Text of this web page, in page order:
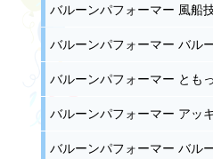
バルーンパフォーマー 風船
バルーンパフォーマー バル
バルーンパフォーマー とも
バルーンパフォーマー アッ
バルーンパフォーマー バル